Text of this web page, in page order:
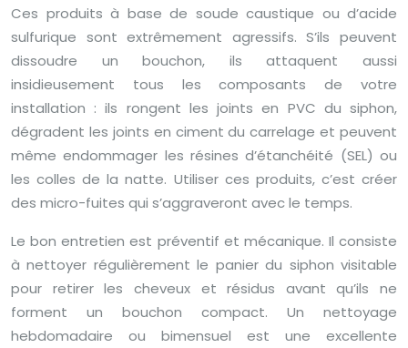
Ces produits à base de soude caustique ou d’acide
sulfurique sont extrêmement agressifs. S’ils peuvent
dissoudre un bouchon, ils attaquent aussi
insidieusement tous les composants de votre
installation : ils rongent les joints en PVC du siphon,
dégradent les joints en ciment du carrelage et peuvent
même endommager les résines d’étanchéité (SEL) ou
les colles de la natte. Utiliser ces produits, c’est créer
des micro-fuites qui s’aggraveront avec le temps.
Le bon entretien est préventif et mécanique. Il consiste
à nettoyer régulièrement le panier du siphon visitable
pour retirer les cheveux et résidus avant qu’ils ne
forment un bouchon compact. Un nettoyage
hebdomadaire ou bimensuel est une excellente